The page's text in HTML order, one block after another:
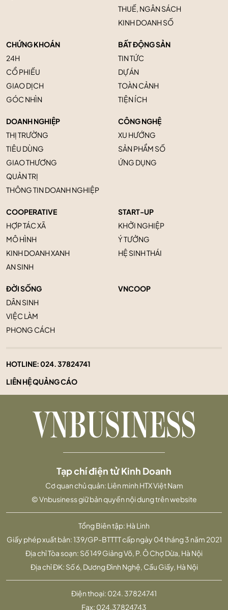
THUẾ, NGÂN SÁCH
KINH DOANH SỐ
CHỨNG KHOÁN
24H
CỔ PHIẾU
GIAO DỊCH
GÓC NHÌN
BẤT ĐỘNG SẢN
TIN TỨC
DỰ ÁN
TOÀN CẢNH
TIỆN ÍCH
DOANH NGHIỆP
THỊ TRƯỜNG
TIÊU DÙNG
GIAO THƯƠNG
QUẢN TRỊ
THÔNG TIN DOANH NGHIỆP
CÔNG NGHỆ
XU HƯỚNG
SẢN PHẨM SỐ
ỨNG DỤNG
COOPERATIVE
HỢP TÁC XÃ
MÔ HÌNH
KINH DOANH XANH
AN SINH
START-UP
KHỞI NGHIỆP
Ý TƯỞNG
HỆ SINH THÁI
ĐỜI SỐNG
DÂN SINH
VIỆC LÀM
PHONG CÁCH
VNCOOP
HOTLINE:024. 37824741
LIÊN HỆ QUẢNG CÁO
Tổng Biên tập: Hà Linh
Giấy phép xuất bản: 139/GP-BTTTT cấp ngày 04 tháng 3 năm 2021
Địa chỉ Tòa soạn: Số 149 Giảng Võ, P. Ô Chợ Dừa, Hà Nội
Địa chỉ ĐK: Số 6, Dương Đình Nghệ, Cầu Giấy, Hà Nội
Tạp chí điện tử Kinh Doanh
Cơ quan chủ quản: Liên minh HTX Việt Nam
© Vnbusiness giữ bản quyền nội dung trên website
Điện thoại: 024. 37824741
Fax: 024.37824743